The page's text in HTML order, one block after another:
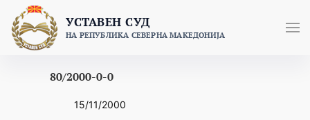
content
УСТАВЕН СУД
НА РЕПУБЛИКА СЕВЕРНА МАКЕДОНИЈА
80/2000-0-0
15/11/2000